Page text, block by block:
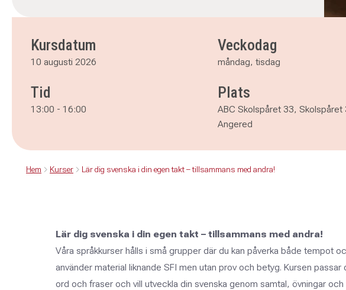
Kursdatum
10 augusti 2026
Veckodag
måndag, tisdag
Tid
13:00 - 16:00
Plats
ABC Skolspåret 33, Skolspåret
Angered
Hem Kurser Lär dig svenska i din egen takt – tillsammans med andra!
Lär dig svenska i din egen takt – tillsammans med andra!
Våra språkkurser hålls i små grupper där du kan påverka både tempot
använder material liknande SFI men utan prov och betyg. Kursen passar
ord och fraser och vill utveckla din svenska genom samtal, övningar